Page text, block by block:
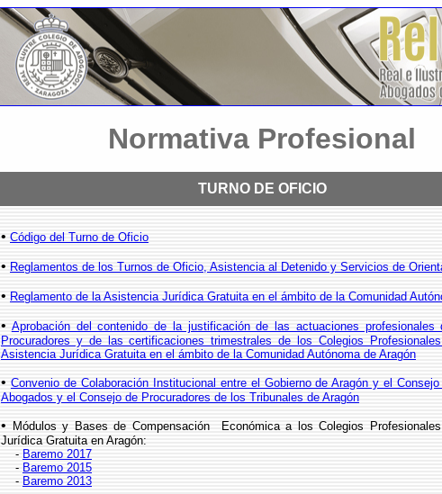
Normativa Profesional
TURNO DE OFICIO
• Código del Turno de Oficio
• Reglamentos de los Turnos de Oficio, Asistencia al Detenido y Servicios de
• Reglamento de la Asistencia Jurídica Gratuita en el ámbito de la Comunidad
• Aprobación del contenido de la justificación de las actuaciones profesionales
Procuradores y de las certificaciones trimestrales de los Colegios
Asistencia Jurídica Gratuita en el ámbito de la Comunidad Autónoma de Aragón
• Convenio de Colaboración Institucional entre el Gobierno de Aragón y el
Abogados y el Consejo de Procuradores de los Tribunales de Aragón
•
Módulos y Bases de Compensación Económica a los Colegios
Jurídica Gratuita en Aragón:
- Baremo 2017
- Baremo 2015
- Baremo 2013